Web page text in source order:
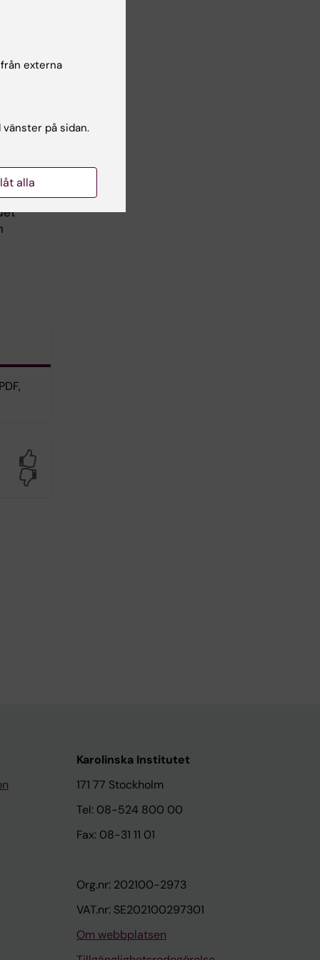
av
är
Karolinska Institutet
171 77 Stockholm
Tel: 08-524 800 00
Fax: 08-31 11 01
Org.nr: 202100-2973
VAT.nr: SE202100297301
Om webbplatsen
externa
på sidan.
alla